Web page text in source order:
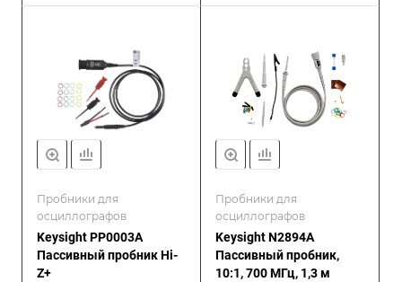
Пробники для
осциллографов
Keysight PP0003A
Пассивный пробник Hi-
Z+
Пробники для
осциллографов
Keysight N2894A
Пассивный пробник,
10:1, 700 МГц, 1,3 м